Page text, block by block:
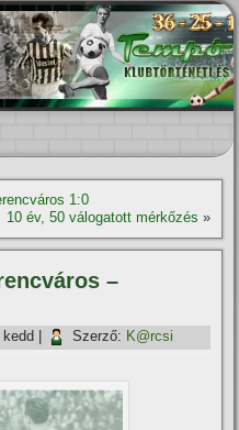
1:0
10 év, 50 válogatott mérkőzés »
–
Szerző: K@rcsi